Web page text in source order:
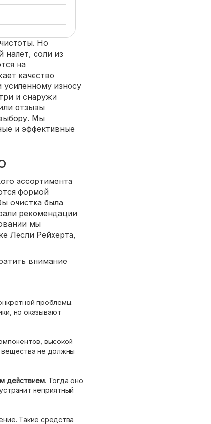
Но
налет, соли из
на
качество
усиленному износу
и снаружи
отзывы
Мы
и эффективные
ассортимента
формой
очистка была
рекомендации
мы
Лесли Рейхерта,
внимание
проблемы.
но оказывают
высокой
вещества не должны
действием. Тогда оно
неприятный
Такие средства